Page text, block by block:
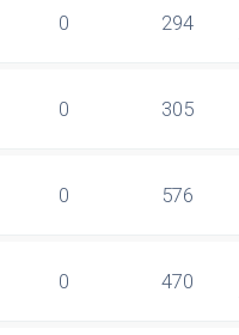
0 294
0 305
0 576
0 470